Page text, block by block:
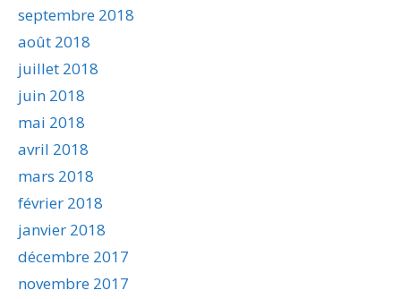
septembre 2018
août 2018
juillet 2018
juin 2018
mai 2018
avril 2018
mars 2018
février 2018
janvier 2018
décembre 2017
novembre 2017